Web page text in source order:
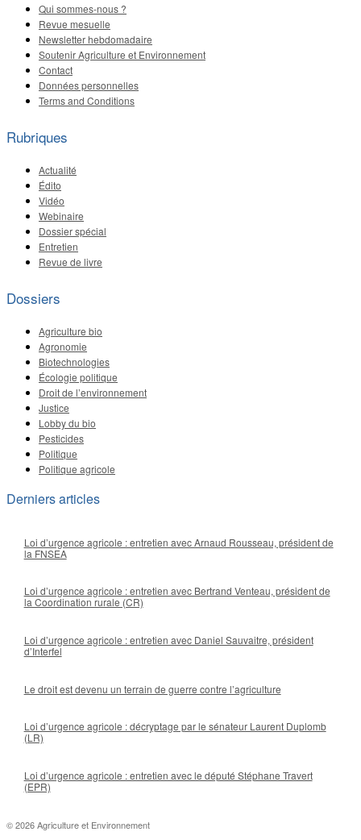
Qui sommes-nous ?
Revue mesuelle
Newsletter hebdomadaire
Soutenir Agriculture et Environnement
Contact
Données personnelles
Terms and Conditions
Rubriques
Actualité
Édito
Vidéo
Webinaire
Dossier spécial
Entretien
Revue de livre
Dossiers
Agriculture bio
Agronomie
Biotechnologies
Écologie politique
Droit de l’environnement
Justice
Lobby du bio
Pesticides
Politique
Politique agricole
Derniers articles
Loi d’urgence agricole : entretien avec Arnaud Rousseau, président de
la FNSEA
Loi d’urgence agricole : entretien avec Bertrand Venteau, président de
la Coordination rurale (CR)
Loi d’urgence agricole : entretien avec Daniel Sauvaitre, président
d’Interfel
Le droit est devenu un terrain de guerre contre l’agriculture
Loi d’urgence agricole : décryptage par le sénateur Laurent Duplomb
(LR)
Loi d’urgence agricole : entretien avec le député Stéphane Travert
(EPR)
© 2026 Agriculture et Environnement